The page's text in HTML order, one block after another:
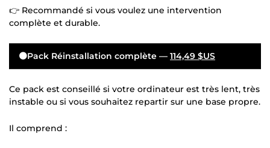
👉 Recommandé si vous voulez une intervention
complète et durable.
🟠Pack Réinstallation complète — 114,49 $US
Ce pack est conseillé si votre ordinateur est très lent, très
instable ou si vous souhaitez repartir sur une base propre.
Il comprend :